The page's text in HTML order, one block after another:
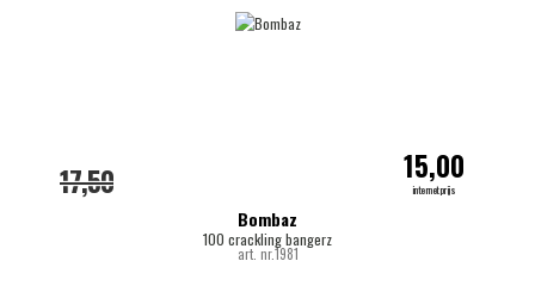
Bombaz
100 crackling bangerz
art. nr.1981
17,50 15,00
internetprijs